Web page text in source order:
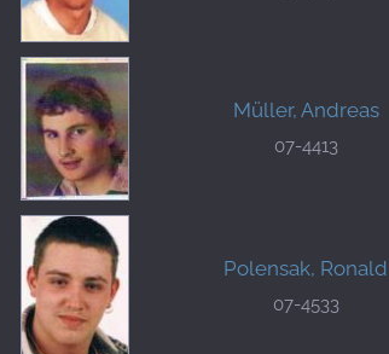
Müller, Andreas
07-4413
Polensak, Ronald
07-4533